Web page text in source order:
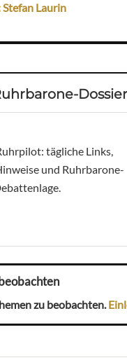
Laurin
tägliche Links,
und Ruhrbarone-
zu beobachten.